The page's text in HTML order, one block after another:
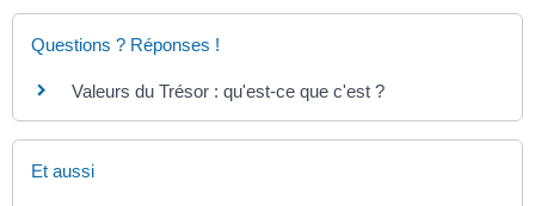
Questions ? Réponses !
Valeurs du Trésor : qu'est-ce que c'est ?
Et aussi